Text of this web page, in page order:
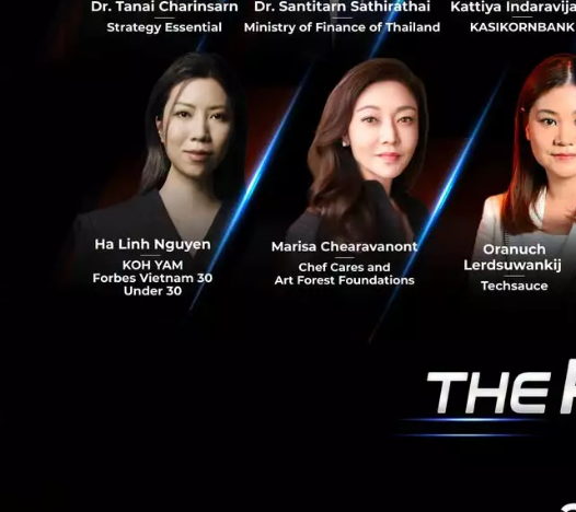
รู้วิธีเลียนแบบบริษัทที่คุณไม่มี
นอกจากนี้ ไม่ว่าคุณจะฉลาด
ดิสนีย์แลนด์ได้โดยตรง ไม่เ
มานานหลายทศวรรษ
ในช่วงหลายปีมานี้ มีบริษัทอย่
เขาก็ทำลายตัวเองด้วยการเ
สร้างนวัตกรรมที่แตกตัวมาจา
จากไปไหน
ไม่ใช่ว่าการศึกษาเส้นทางสู่
ไม่มีประโยชน์เท่าที่ควรถ้าคุ
ยังมีอีกหลายๆ บริษัทที่ผู้เริ่มต้